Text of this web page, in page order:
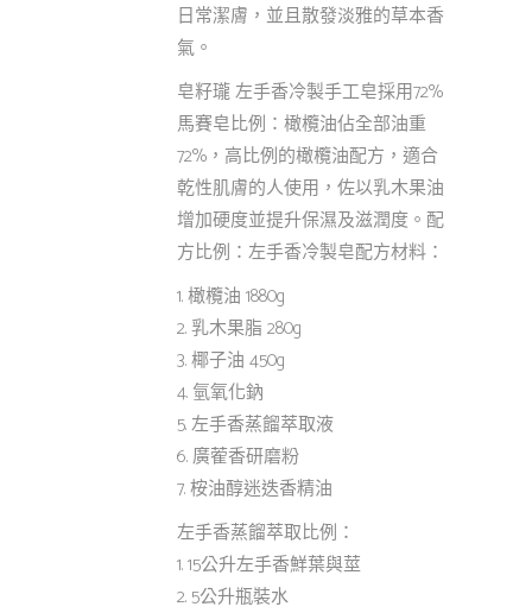
日常潔膚，並且散發淡雅的草本香
氣。
皂籽瓏 左手香冷製手工皂採用72%
馬賽皂比例：橄欖油佔全部油重
72%，高比例的橄欖油配方，適合
乾性肌膚的人使用，佐以乳木果油
增加硬度並提升保濕及滋潤度。配
方比例：左手香冷製皂配方材料：
1. 橄欖油 1880g
2. 乳木果脂 280g
3. 椰子油 450g
4. 氫氧化鈉
5. 左手香蒸餾萃取液
6. 廣蒮香研磨粉
7. 桉油醇迷迭香精油
左手香蒸餾萃取比例：
1. 15公升左手香鮮葉與莖
2. 5公升瓶裝水